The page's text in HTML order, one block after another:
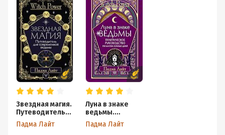
Звездная магия.
Путеводитель
для
современной
Падма Лайт
Луна в знаке
ведьмы.
Практическое
руководство по
Падма Лайт